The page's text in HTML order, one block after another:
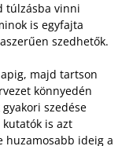
túlzásba vinni
is egyfajta
szedhetők.
majd tartson
könnyedén
szedése
is azt
huzamosabb ideig a